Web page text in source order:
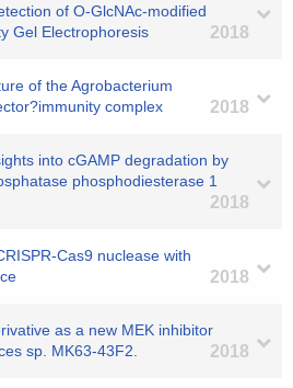
of O-GlcNAc-modified
Gel Electrophoresis
2018
of the Agrobacterium
complex
2018
into cGAMP degradation by
phosphodiesterase 1
2018
Cas9 nuclease with
2018
as a new MEK inhibitor
sp. MK63-43F2.
2018